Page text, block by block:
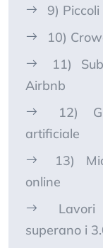
9)
10)
11)
Airbnb
12)
artificiale
13)
online
superano i